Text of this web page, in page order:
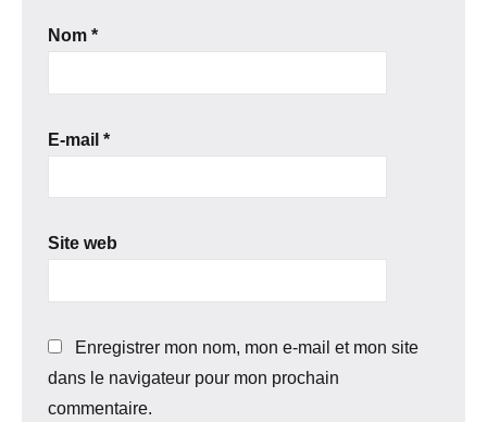
Nom *
E-mail *
Site web
Enregistrer mon nom, mon e-mail et mon site
dans le navigateur pour mon prochain
commentaire.